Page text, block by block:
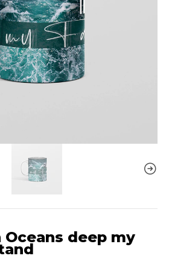
Oceans deep my